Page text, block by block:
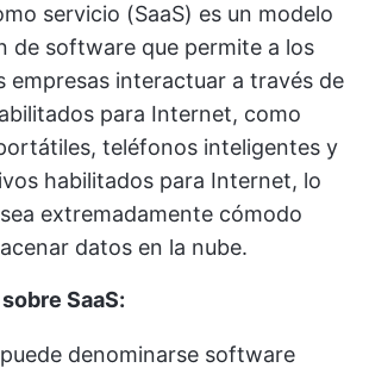
servicio (SaaS) es un modelo
de software que permite a los
empresas interactuar a través de
para Internet, como
teléfonos inteligentes y
habilitados para Internet, lo
extremadamente cómodo
datos en la nube.
SaaS:
denominarse software